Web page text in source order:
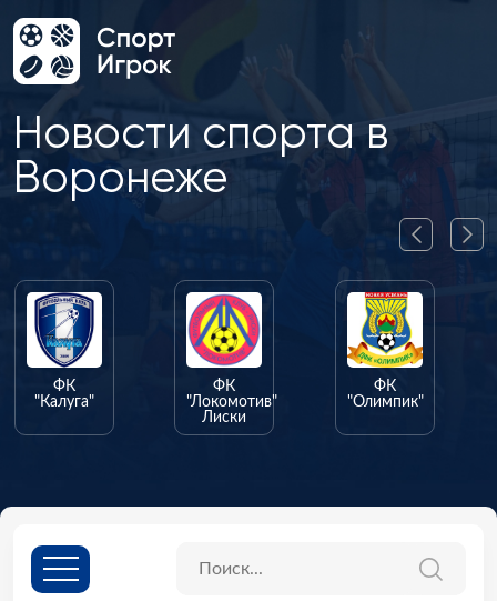
Новости спорта в
Воронеже
ФК
"Калуга"
ФК
"Локомотив"
Лиски
ФК
"Олимпик"